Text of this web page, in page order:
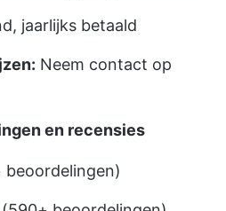
jaarlijks betaald
Neem contact op
en recensies